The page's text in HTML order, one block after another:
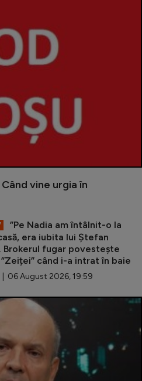
vine urgia în
”Pe Nadia am întâlnit-o la
era iubita lui Ștefan
Brokerul fugar povestește
când i-a intrat în baie
| 06 August 2026, 19:59